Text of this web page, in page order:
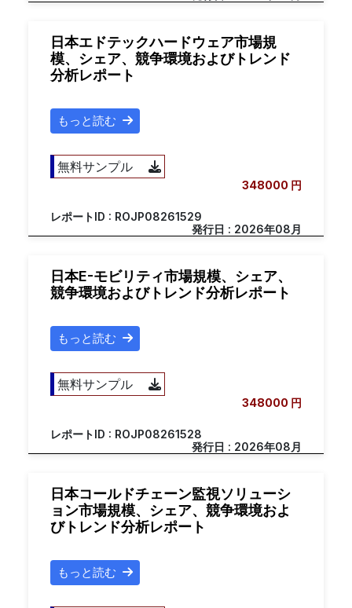
日本エドテックハードウェア市場規
模、シェア、競争環境およびトレンド
分析レポート
もっと読む
無料サンプル
348000 円
レポートID : ROJP08261529
発行日 : 2026年08月
日本E-モビリティ市場規模、シェア、
競争環境およびトレンド分析レポート
もっと読む
無料サンプル
348000 円
レポートID : ROJP08261528
発行日 : 2026年08月
日本コールドチェーン監視ソリューシ
ョン市場規模、シェア、競争環境およ
びトレンド分析レポート
もっと読む